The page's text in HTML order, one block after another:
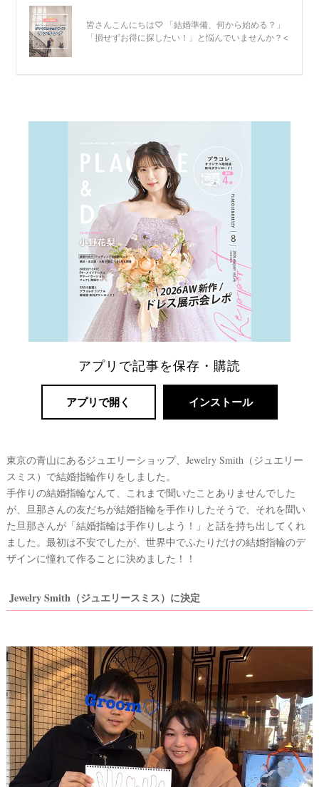
アプリで記事を保存・購読
アプリで開く インストール
東京の青山にあるジュエリーショップ、Jewelry Smith（ジュエリー
スミス）で結婚指輪作りをしました。
手作りの結婚指輪なんて、これまで聞いたことありませんでした
が、旦那さんの友だちが結婚指輪を手作りしたそうで、それを聞い
た旦那さんが「結婚指輪は手作りしよう！」と話を持ち出してくれ
ました。最初は不安でしたが、世界中でふたりだけの結婚指輪のデ
ザインに憧れて作ることに決めました！！
Jewelry Smith（ジュエリースミス）に決定
結
日
リ
ゾ
ー
ト